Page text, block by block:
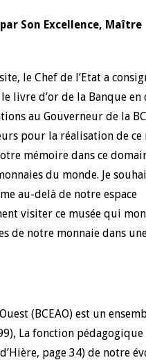
Son Excellence, Maître
le Chef de l’Etat a
livre d’or de la Banque en
au Gouverneur de la
pour la réalisation de ce
mémoire dans ce
du monde. Je
au-delà de notre espace
visiter ce musée qui
de notre monnaie dans
(BCEAO) est un
La fonction
page 34) de notre